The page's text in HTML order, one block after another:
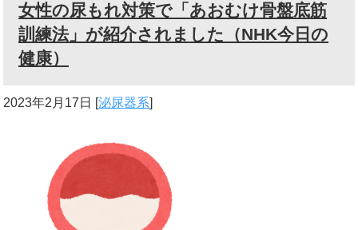
女性の尿もれ対策で「あおむけ骨盤底筋
訓練法」が紹介されました（NHK今日の
健康）
2023年2月17日 [泌尿器系]